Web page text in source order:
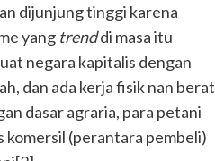
dijunjung tinggi karena
yang trenddi masa itu
negara kapitalis dengan
dan ada kerja fisik nan berat
dasar agraria, para petani
komersil (perantara pembeli)